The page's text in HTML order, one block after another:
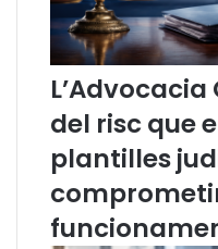
:
I
n
f
à
n
c
i
i
del risc que
plantilles